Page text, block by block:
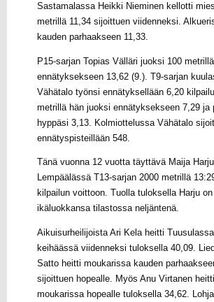
Sastamalassa Heikki Nieminen kellotti
metrillä 11,34 sijoittuen viidenneksi.
kauden parhaakseen 11,33.
P15-sarjan Topias Välläri juoksi 100 metrillä
ennätyksekseen 13,62 (9.). T9-sarjan
Vähätalo työnsi ennätyksellään 6,20
metrillä hän juoksi ennätyksekseen 7,29 ja
hyppäsi 3,13. Kolmiottelussa Vähätalo
ennätyspisteillään 548.
Tänä vuonna 12 vuotta täyttävä Maija
Lempäälässä T13-sarjan 2000 metrillä
kilpailun voittoon. Tuolla tuloksella Harju
ikäluokkansa tilastossa neljäntenä.
Aikuisurheilijoista Ari Kela heitti
keihäässä viidenneksi tuloksella 40,09.
Satto heitti moukarissa kauden
sijoittuen hopealle. Myös Anu Virtanen
moukarissa hopealle tuloksella 34,62.